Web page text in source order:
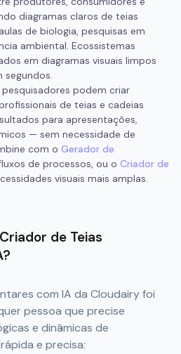
diagramas claros de teias
de biologia, pesquisas em
ambiental. Ecossistemas
em diagramas visuais limpos
segundos.
podem criar
de teias e cadeias
para apresentações,
— sem necessidade de
com o Gerador de
de processos, ou o Criador de
visuais mais amplas.
de Teias
com IA da Cloudairy foi
pessoa que precise
e dinâmicas de
e precisa: